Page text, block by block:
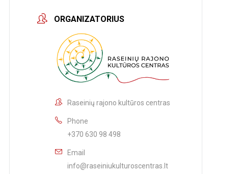
ORGANIZATORIUS
Raseinių rajono kultūros centras
Phone
+370 630 98 498
Email
info@raseiniukulturoscentras.lt